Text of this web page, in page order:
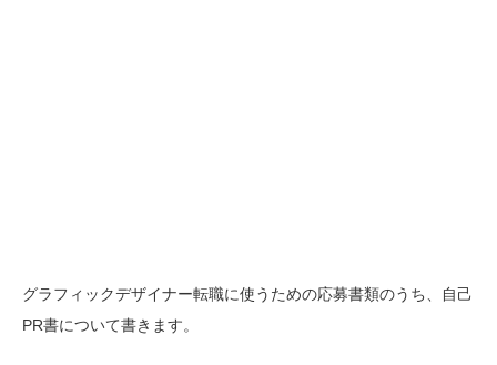
グラフィックデザイナー転職に使うための応募書類のうち、自己
PR書について書きます。